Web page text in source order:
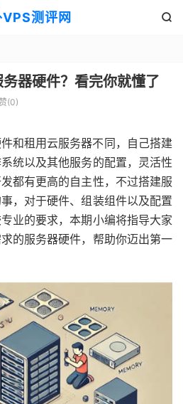
VPS测评网 
器硬件？看完你就懂了
赞(0)
和租用云服务器不同，自己搭建
统以及其他服务的配置，灵活性
都有更高的自主性，不过搭建服
，对于硬件、组装组件以及配置
业的要求，本期小编将指导大家
的服务器硬件，帮助你迈出第一